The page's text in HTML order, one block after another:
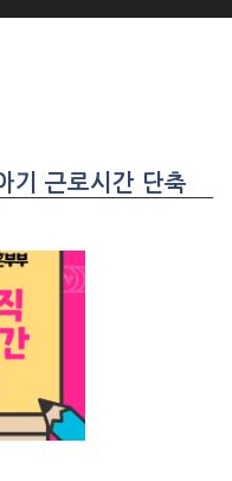
기 근로시간 단축